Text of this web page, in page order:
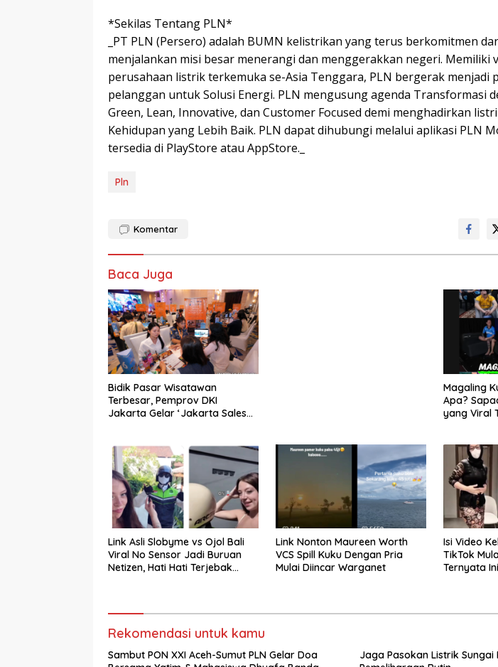
*Sekilas Tentang PLN*
_PT PLN (Persero) adalah BUMN kelistrikan yang terus berkomitmen
menjalankan misi besar menerangi dan menggerakkan negeri. Memiliki
perusahaan listrik terkemuka se-Asia Tenggara, PLN bergerak menjadi
pelanggan untuk Solusi Energi. PLN mengusung agenda Transformasi
Green, Lean, Innovative, dan Customer Focused demi menghadirkan
Kehidupan yang Lebih Baik. PLN dapat dihubungi melalui aplikasi PLN
tersedia di PlayStore atau AppStore._
Pln
Komentar
Baca Juga
Bidik Pasar Wisatawan
Terbesar, Pemprov DKI
Jakarta Gelar ‘Jakarta Sales
Magaling
Apa?
yang Viral
Link Asli Slobyme vs Ojol Bali
Viral No Sensor Jadi Buruan
Netizen, Hati Hati Terjebak
Link Nonton Maureen Worth
VCS Spill Kuku Dengan Pria
Mulai Diincar Warganet
Isi Video
TikTok
Ternyata
Rekomendasi untuk kamu
Sambut PON XXI Aceh-Sumut PLN Gelar Doa
Jaga Pasokan Listrik Sungai